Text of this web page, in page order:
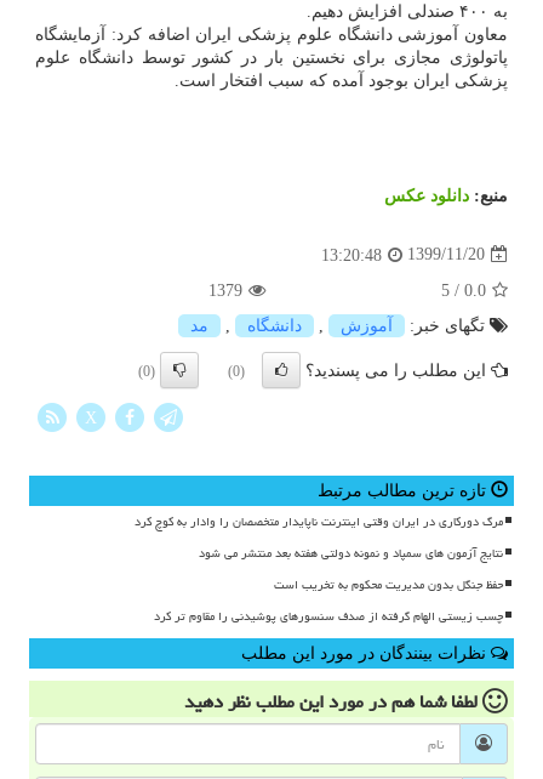
به ۴۰۰ صندلی افزایش دهیم.
معاون آموزشی دانشگاه علوم پزشکی ایران اضافه کرد: آزمایشگاه
پاتولوژی مجازی برای نخستین بار در کشور توسط دانشگاه علوم
پزشکی ایران بوجود آمده که سبب افتخار است.
منبع: دانلود عكس
1399/11/20
13:20:48
0.0
/
5
1379
تگهای خبر:
آموزش , دانشگاه , مد
این مطلب را می پسندید؟ (0)
(0)
X
تازه ترین مطالب مرتبط
مرگ دورکاری در ایران وقتی اینترنت ناپایدار متخصصان را وادار به کوچ کرد
نتایج آزمون های سمپاد و نمونه دولتی هفته بعد منتشر می شود
حفظ جنگل بدون مدیریت محکوم به تخریب است
چسب زیستی الهام گرفته از صدف سنسورهای پوشیدنی را مقاوم تر کرد
نظرات بینندگان در مورد این مطلب
لطفا شما همدر مورد این مطلبنظر دهید